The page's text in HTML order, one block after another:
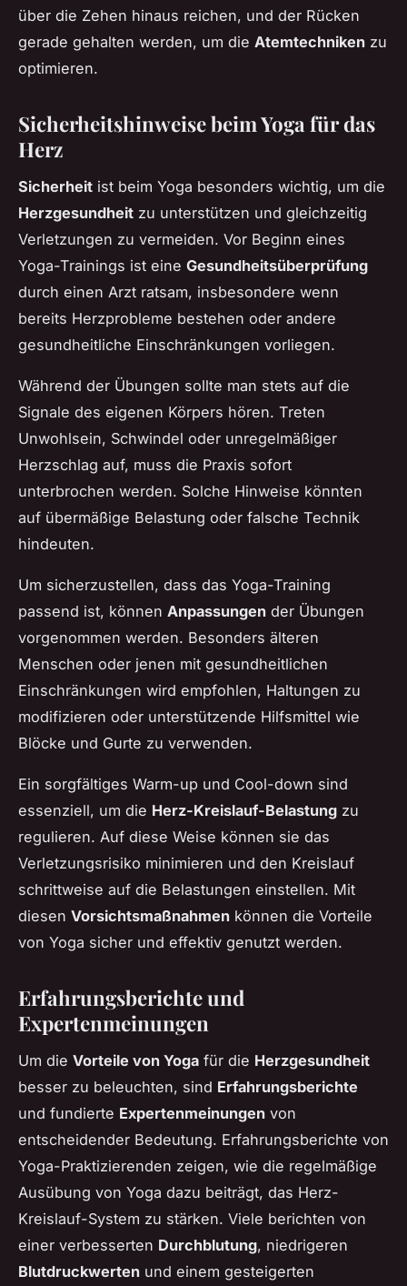
über die Zehen hinaus reichen, und der Rücken
gerade gehalten werden, um die Atemtechniken zu
optimieren.
Sicherheitshinweise beim Yoga für das
Herz
Sicherheit ist beim Yoga besonders wichtig, um die
Herzgesundheit zu unterstützen und gleichzeitig
Verletzungen zu vermeiden. Vor Beginn eines
Yoga-Trainings ist eine Gesundheitsüberprüfung
durch einen Arzt ratsam, insbesondere wenn
bereits Herzprobleme bestehen oder andere
gesundheitliche Einschränkungen vorliegen.
Während der Übungen sollte man stets auf die
Signale des eigenen Körpers hören. Treten
Unwohlsein, Schwindel oder unregelmäßiger
Herzschlag auf, muss die Praxis sofort
unterbrochen werden. Solche Hinweise könnten
auf übermäßige Belastung oder falsche Technik
hindeuten.
Um sicherzustellen, dass das Yoga-Training
passend ist, können Anpassungen der Übungen
vorgenommen werden. Besonders älteren
Menschen oder jenen mit gesundheitlichen
Einschränkungen wird empfohlen, Haltungen zu
modifizieren oder unterstützende Hilfsmittel wie
Blöcke und Gurte zu verwenden.
Ein sorgfältiges Warm-up und Cool-down sind
essenziell, um die Herz-Kreislauf-Belastung zu
regulieren. Auf diese Weise können sie das
Verletzungsrisiko minimieren und den Kreislauf
schrittweise auf die Belastungen einstellen. Mit
diesen Vorsichtsmaßnahmen können die Vorteile
von Yoga sicher und effektiv genutzt werden.
Erfahrungsberichte und
Expertenmeinungen
Um die Vorteile von Yoga für die Herzgesundheit
besser zu beleuchten, sind Erfahrungsberichte
und fundierte Expertenmeinungen von
entscheidender Bedeutung. Erfahrungsberichte von
Yoga-Praktizierenden zeigen, wie die regelmäßige
Ausübung von Yoga dazu beiträgt, das Herz-
Kreislauf-System zu stärken. Viele berichten von
einer verbesserten Durchblutung, niedrigeren
Blutdruckwerten und einem gesteigerten